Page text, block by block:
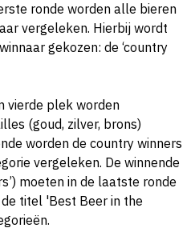
ronde worden alle bieren
vergeleken. Hierbij wordt
gekozen: de ‘country
vierde plek worden
(goud, zilver, brons)
worden de country winners
vergeleken. De winnende
moeten in de laatste ronde
titel 'Best Beer in the